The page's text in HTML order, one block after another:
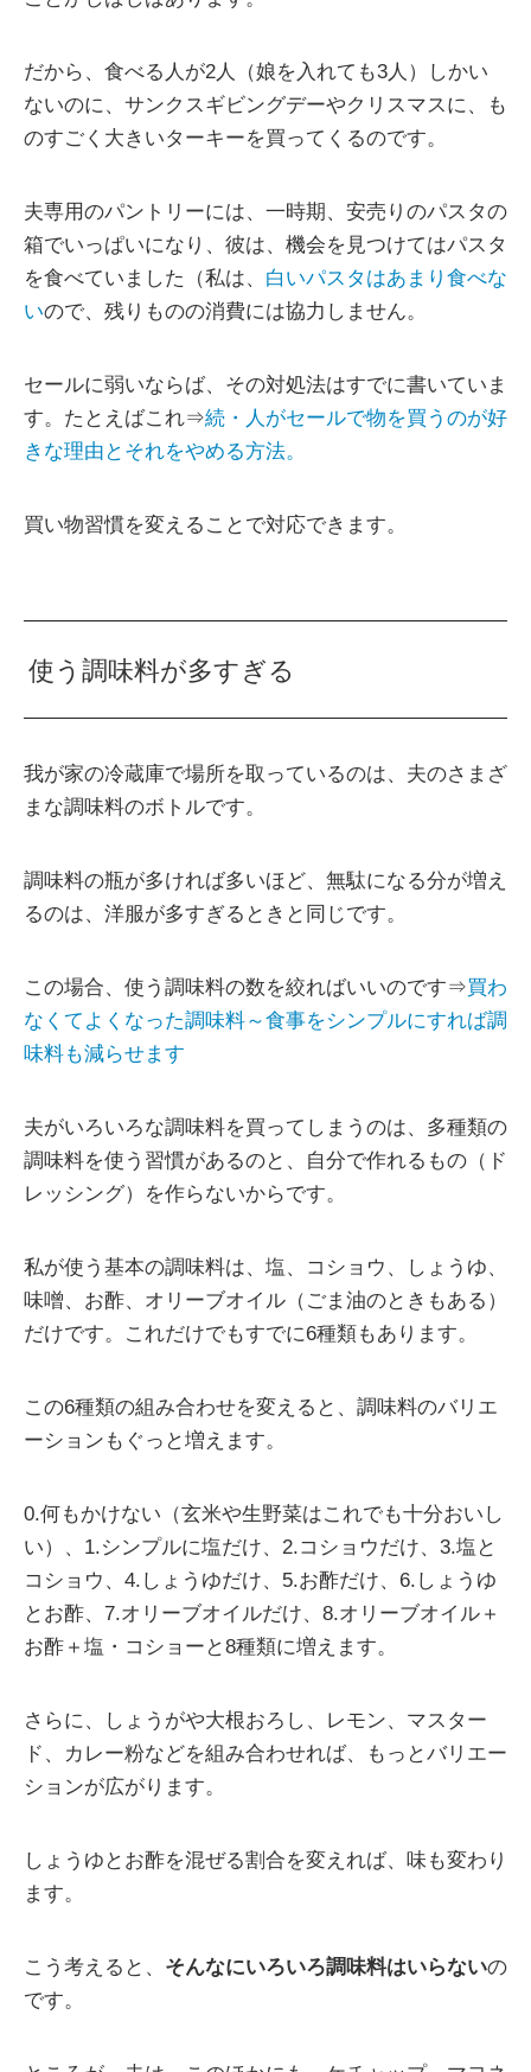
だから、食べる人が2人（娘を入れても3人）しかい
ないのに、サンクスギビングデーやクリスマスに、も
のすごく大きいターキーを買ってくるのです。
夫専用のパントリーには、一時期、安売りのパスタの
箱でいっぱいになり、彼は、機会を見つけてはパスタ
を食べていました（私は、 白いパスタはあまり食べな
いので、残りものの消費には協力しません。
セールに弱いならば、その対処法はすでに書いていま
す。たとえばこれ⇒続・人がセールで物を買うのが好
きな理由とそれをやめる方法。
買い物習慣を変えることで対応できます。
使う調味料が多すぎる
我が家の冷蔵庫で場所を取っているのは、夫のさまざ
まな調味料のボトルです。
調味料の瓶が多ければ多いほど、無駄になる分が増え
るのは、洋服が多すぎるときと同じです。
この場合、使う調味料の数を絞ればいいのです⇒買わ
なくてよくなった調味料～食事をシンプルにすれば調
味料も減らせます
夫がいろいろな調味料を買ってしまうのは、多種類の
調味料を使う習慣があるのと、自分で作れるもの（ド
レッシング）を作らないからです。
私が使う基本の調味料は、塩、コショウ、しょうゆ、
味噌、お酢、オリーブオイル（ごま油のときもある）
だけです。これだけでもすでに6種類もあります。
この6種類の組み合わせを変えると、調味料のバリエ
ーションもぐっと増えます。
0.何もかけない（玄米や生野菜はこれでも十分おいし
い）、1.シンプルに塩だけ、2.コショウだけ、3.塩と
コショウ、4.しょうゆだけ、5.お酢だけ、6.しょうゆ
とお酢、7.オリーブオイルだけ、8.オリーブオイル＋
お酢＋塩・コショーと8種類に増えます。
さらに、しょうがや大根おろし、レモン、マスター
ド、カレー粉などを組み合わせれば、もっとバリエー
ションが広がります。
しょうゆとお酢を混ぜる割合を変えれば、味も変わり
ます。
こう考えると、 そんなにいろいろ調味料はいらないの
です。